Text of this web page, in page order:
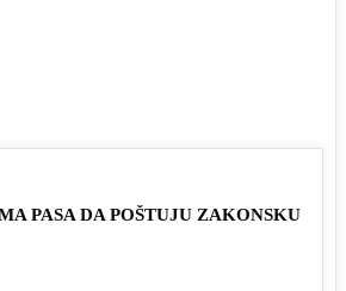
PASA DA POŠTUJU ZAKONSKU